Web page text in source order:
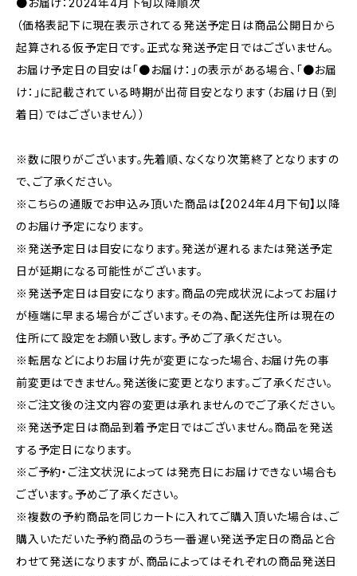
●お届け：2024年4月下旬以降順次
（価格表記下に現在表示されてる発送予定日は商品公開日から
起算される仮予定日です。正式な発送予定日ではございません。
お届け予定日の目安は「●お届け：」の表示がある場合、「●お届
け：」に記載されている時期が出荷目安となります（お届け日（到
着日）ではございません））
※数に限りがございます。先着順、なくなり次第終了となりますの
で、ご了承ください。
※こちらの通販でお申込み頂いた商品は【2024年4月下旬】以降
のお届け予定になります。
※発送予定日は目安になります。発送が遅れるまたは発送予定
日が延期になる可能性がございます。
※発送予定日は目安になります。商品の完成状況によってお届け
が極端に早まる場合がございます。その為、配送先住所は現在の
住所にて設定をお願い致します。予めご了承ください。
※転居などによりお届け先が変更になった場合、お届け先の事
前変更はできません。発送後に変更となります。ご了承ください。
※ご注文後の注文内容の変更は承れませんのでご了承ください。
※発送予定日は商品到着予定日ではございません。商品を発送
する予定日になります。
※ご予約・ご注文状況によっては発売日にお届けできない場合も
ございます。予めご了承ください。
※複数の予約商品を同じカートに入れてご購入頂いた場合は、ご
購入いただいた予約商品のうち一番遅い発送予定日の商品と合
わせて発送になりますが、商品によってはそれぞれの商品発送日